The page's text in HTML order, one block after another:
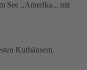
See ,,Amerika,,, mit
Kurhäusern.